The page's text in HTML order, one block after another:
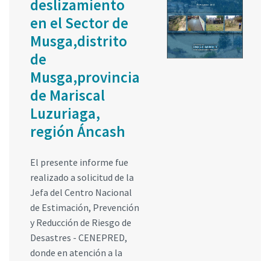
deslizamiento
en el Sector de
Musga,distrito
de
Musga,provincia
de Mariscal
Luzuriaga,
región Áncash
El presente informe fue
realizado a solicitud de la
Jefa del Centro Nacional
de Estimación, Prevención
y Reducción de Riesgo de
Desastres - CENEPRED,
donde en atención a la